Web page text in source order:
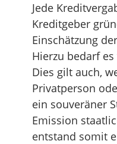
Jede
Kreditgeber
Einschätzung
Hierzu bedarf
Dies gilt auch,
Privatperson
ein souveräner
Emission
entstand somit